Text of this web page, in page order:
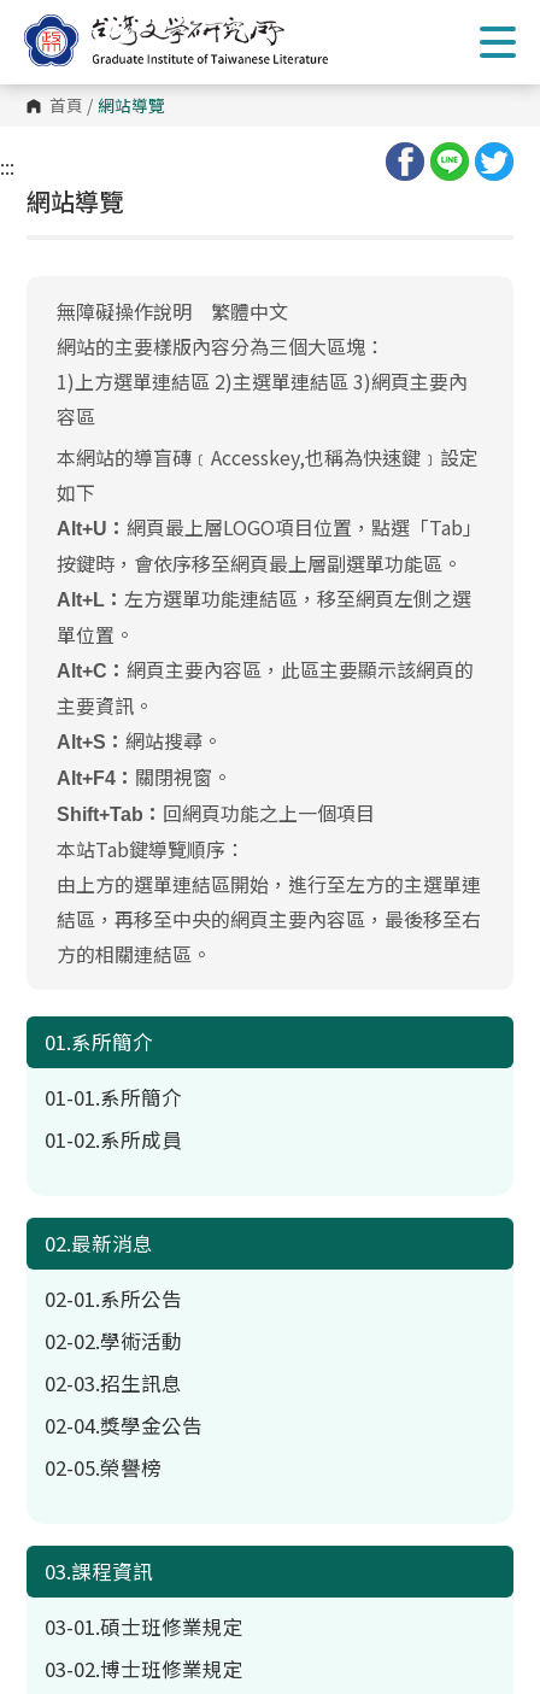
到
主
內
容 首頁 / 網站導覽
:::
網站導覽
無障礙操作說明 繁體中文
網站的主要樣版內容分為三個大區塊：
1)上方選單連結區 2)主選單連結區 3)網頁主要內
容區
本網站的導盲磚﹝Accesskey,也稱為快速鍵﹞設定
如下
Alt+U：網頁最上層LOGO項目位置，點選「Tab」
按鍵時，會依序移至網頁最上層副選單功能區。
Alt+L： 左方選單功能連結區，移至網頁左側之選
單位置。
Alt+C：網頁主要內容區，此區主要顯示該網頁的
主要資訊。
Alt+S：網站搜尋。
Alt+F4： 關閉視窗。
Shift+Tab： 回網頁功能之上一個項目
本站Tab鍵導覽順序：
由上方的選單連結區開始，進行至左方的主選單連
結區，再移至中央的網頁主要內容區，最後移至右
方的相關連結區。
01.系所簡介
01-01.系所簡介
01-02.系所成員
02.最新消息
02-01.系所公告
02-02.學術活動
02-03.招生訊息
02-04.獎學金公告
02-05.榮譽榜
03.課程資訊
03-01.碩士班修業規定
03-02.博士班修業規定